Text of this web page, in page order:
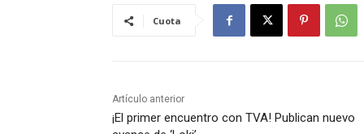
Cuota
Artículo anterior
¡El primer encuentro con TVA! Publican nuevo